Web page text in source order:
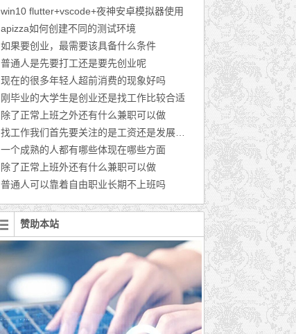
win10 flutter+vscode+夜神安卓模拟器使用
apizza如何创建不同的测试环境
如果要创业，最需要该具备什么条件
普通人是先要打工还是要先创业呢
现在的很多年轻人超前消费的现象好吗
刚毕业的大学生是创业还是找工作比较合适
除了正常上班之外还有什么兼职可以做
一个成熟的人都有哪些体现在哪些方面
除了正常上班外还有什么兼职可以做
普通人可以靠着自由职业长期不上班吗
赞助本站